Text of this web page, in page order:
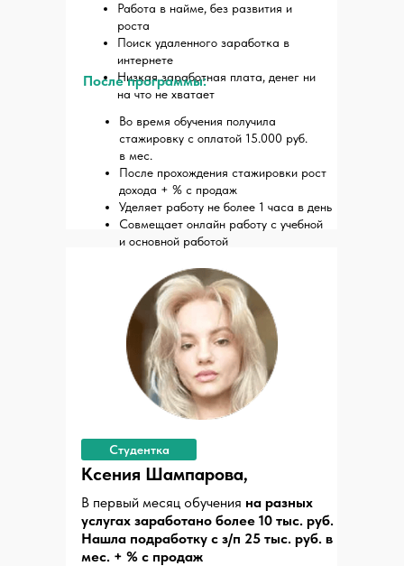
Ксения Шампарова,
Студентка
В первый месяц обучения на разных
услугах заработано более 10 тыс. руб.
Нашла подработку с з/п 25 тыс. руб. в
мес. + % с продаж
Работа в найме, без развития и
роста
Поиск удаленного заработка в
интернете
Низкая заработная плата, денег ни
на что не хватает
После программы:
Во время обучения получила
стажировку с оплатой 15.000 руб.
в мес.
После прохождения стажировки рост
дохода + % с продаж
Уделяет работу не более 1 часа в день
Совмещает онлайн работу с учебной
и основной работой